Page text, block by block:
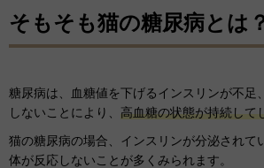
そもそも猫の糖尿病とは
糖尿病は、血糖値を下げるインスリンが不足
しないことにより、 高血糖の状態が持続して
猫の糖尿病の場合、インスリンが分泌されて
体が反応しないことが多くみられます。